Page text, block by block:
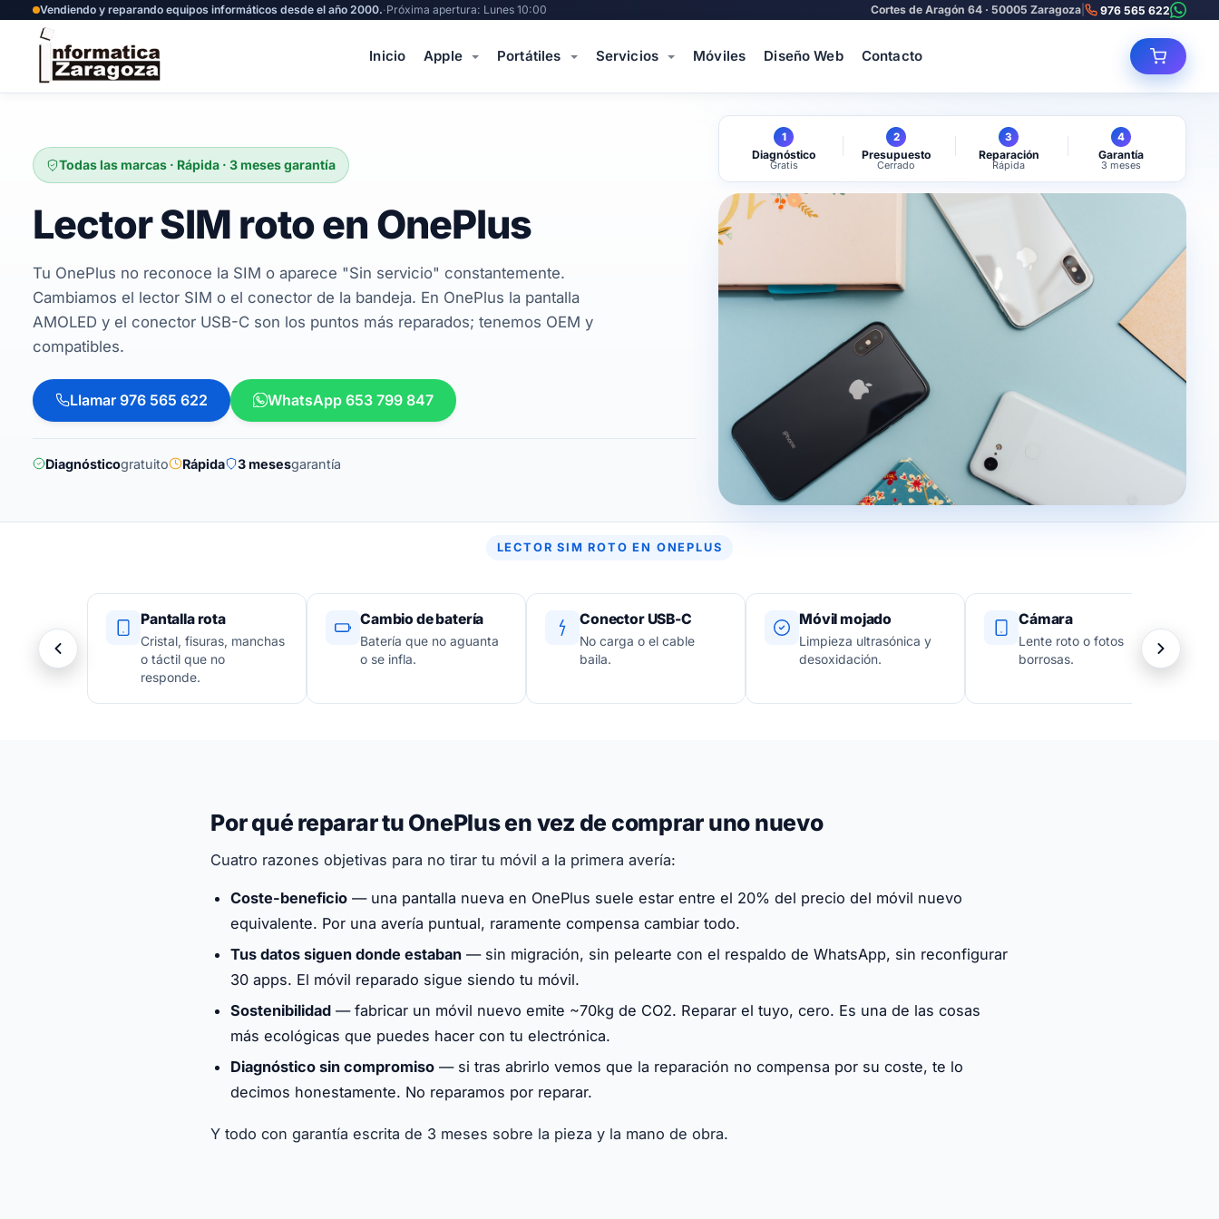
Vendiendo y reparando equipos informáticos desde el año 2000.·Próxima apertura: Lunes 10:00 Cortes de Aragón 64 · 50005 Zaragoza 976 565 622
Inicio Apple Portátiles Servicios Móviles Diseño Web Contacto
Todas las marcas · Rápida · 3 meses garantía
Lector SIM roto en OnePlus
Tu OnePlus no reconoce la SIM o aparece "Sin servicio" constantemente.
Cambiamos el lector SIM o el conector de la bandeja. En OnePlus la pantalla
AMOLED y el conector USB-C son los puntos más reparados; tenemos OEM y
compatibles.
Llamar 976 565 622 WhatsApp 653 799 847
Diagnósticogratuito Rápida 3 mesesgarantía
1
Diagnóstico
Gratis
2
Presupuesto
Cerrado
3
Reparación
Rápida
4
Garantía
3 meses
LECTOR SIM ROTO EN ONEPLUS
Pantalla rota
Cristal, fisuras, manchas
o táctil que no
responde.
Cambio de batería
Batería que no aguanta
o se infla.
Conector USB-C
No carga o el cable
baila.
Móvil mojado
Limpieza ultrasónica y
desoxidación.
Cámara
Lente roto o fotos
borrosas.
Por qué reparar tu OnePlus en vez de comprar uno nuevo
Cuatro razones objetivas para no tirar tu móvil a la primera avería:
Coste-beneficio — una pantalla nueva en OnePlus suele estar entre el 20% del precio del móvil nuevo
equivalente. Por una avería puntual, raramente compensa cambiar todo.
Tus datos siguen donde estaban — sin migración, sin pelearte con el respaldo de WhatsApp, sin reconfigurar
30 apps. El móvil reparado sigue siendo tu móvil.
Sostenibilidad — fabricar un móvil nuevo emite ~70kg de CO2. Reparar el tuyo, cero. Es una de las cosas
más ecológicas que puedes hacer con tu electrónica.
Diagnóstico sin compromiso — si tras abrirlo vemos que la reparación no compensa por su coste, te lo
decimos honestamente. No reparamos por reparar.
Y todo con garantía escrita de 3 meses sobre la pieza y la mano de obra.